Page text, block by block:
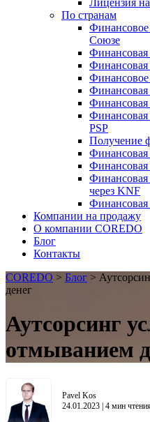
Лицензия
По странам
Финансовое
Союзе
Финансовая
Финансовая
Финансовое
Финансовая
PSP
Получение
Финансовая
через KNF
Компании на продажу
О компании COREDO
Блог
Контакты
COREDO > Блог >
денег
Аутсорсинг
отмыванием
Pavel Kos
24.01.2023 | 4 мин